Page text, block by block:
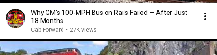
Why GM's 100-MPH Bus on Rails Failed — After Just
18 Months
Cab Forward • 27K views